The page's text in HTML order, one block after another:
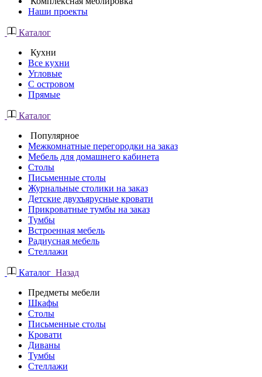
Наши проекты
Каталог
Кухни
Все кухни
Угловые
С островом
Прямые
Каталог
Популярное
Межкомнатные перегородки на заказ
Мебель для домашнего кабинета
Столы
Письменные столы
Журнальные столики на заказ
Детские двухъярусные кровати
Прикроватные тумбы на заказ
Тумбы
Встроенная мебель
Радиусная мебель
Стеллажи
Каталог Назад
Предметы мебели
Шкафы
Столы
Письменные столы
Кровати
Диваны
Тумбы
Стеллажи